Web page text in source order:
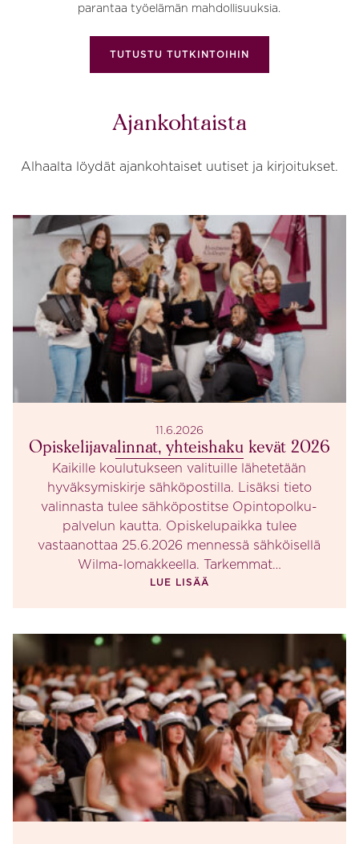
parantaa työelämän mahdollisuuksia.
TUTUSTU TUTKINTOIHIN
Ajankohtaista
Alhaalta löydät ajankohtaiset uutiset ja kirjoitukset.
11.6.2026
Opiskelijavalinnat, yhteishaku kevät 2026
Kaikille koulutukseen valituille lähetetään
hyväksymiskirje sähköpostilla. Lisäksi tieto
valinnasta tulee sähköpostitse Opintopolku-
palvelun kautta. Opiskelupaikka tulee
vastaanottaa 25.6.2026 mennessä sähköisellä
Wilma-lomakkeella. Tarkemmat…
LUE LISÄÄ